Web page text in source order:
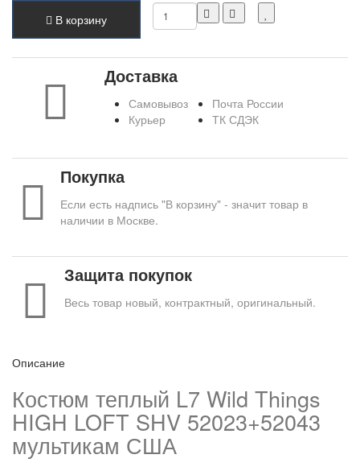
В корзину
Доставка
Самовывоз
Курьер
Почта России
ТК СДЭК
Покупка
Если есть надпись "В корзину" - значит товар в
наличии в Москве.
Защита покупок
Весь товар новый, контрактный, оригинальный.
Описание
Костюм теплый L7 Wild Things
HIGH LOFT SHV 52023+52043
мультикам США